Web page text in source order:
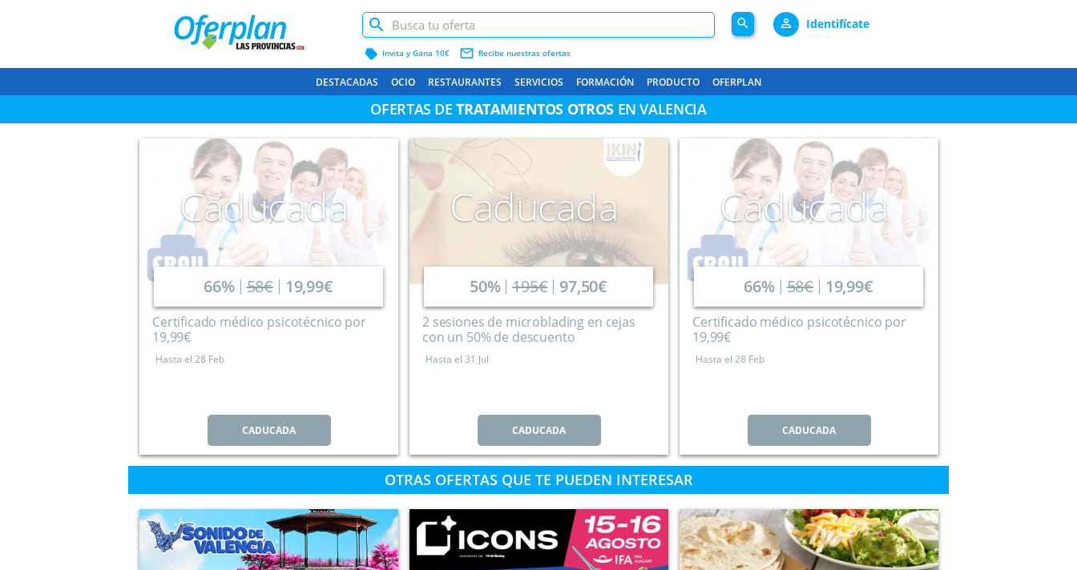
label Invita y Gana 10€ mail_outline Recibe nuestras ofertas
search person_outline Identifícate
DESTACADAS OCIO RESTAURANTES SERVICIOS FORMACIÓN PRODUCTO OFERPLAN
OFERTAS DETRATAMIENTOS OTROSEN VALENCIA
Caducada
66% 58€ 19,99€
Certificado médico psicotécnico por
19,99€
Hasta el 28 Feb
CADUCADA
Caducada
50% 195€ 97,50€
2 sesiones de microblading en cejas
con un 50% de descuento
Hasta el 31 Jul
CADUCADA
Caducada
66% 58€ 19,99€
Certificado médico psicotécnico por
19,99€
Hasta el 28 Feb
CADUCADA
OTRAS OFERTAS QUE TE PUEDEN INTERESAR